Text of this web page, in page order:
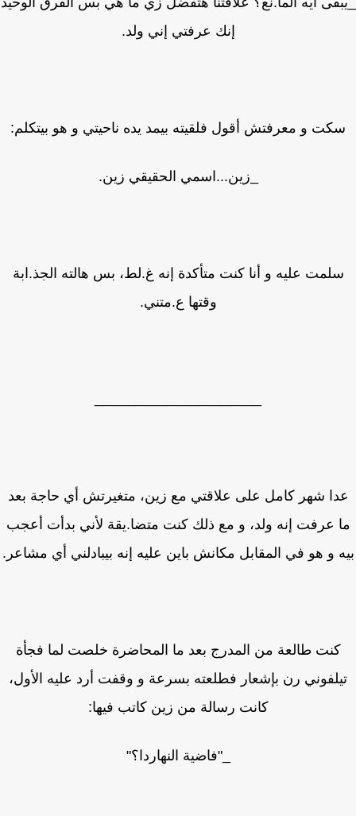
إنك عرفتي إني ولد.
و معرفتش أقول فلقيته بيمد يده ناحيتي و هو بيتكلم:
_زين...اسمي الحقيقي زين.
عليه و أنا كنت متأكدة إنه غ.لط، بس هالته الجذ.ابة
وقتها ع.متني.
شهر كامل على علاقتي مع زين، متغيرتش أي حاجة بعد
عرفت إنه ولد، و مع ذلك كنت متضا.يقة لأني بدأت أعجب
و هو في المقابل مكانش باين عليه إنه بيبادلني أي مشاعر.
كنت طالعة من المدرج بعد ما المحاضرة خلصت لما فجأة
رن بإشعار فطلعته بسرعة و وقفت أرد عليه الأول،
كانت رسالة من زين كاتب فيها:
_"فاضية النهاردا؟"